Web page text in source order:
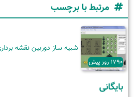
مرتبط با برچسب
1790 روز پیش
شبیه ساز دوربین نقشه
بایگانی